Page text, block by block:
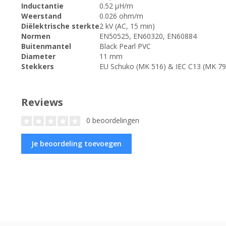
Inductantie
0.52 μH/m
Weerstand
0.026 ohm/m
Diëlektrische sterkte2 kV (AC, 15 min)
Normen
EN50525, EN60320, EN60884
Buitenmantel
Black Pearl PVC
Diameter
11 mm
Stekkers
EU Schuko (MK 516) & IEC C13 (MK
Reviews
0 beoordelingen
Je beoordeling toevoegen